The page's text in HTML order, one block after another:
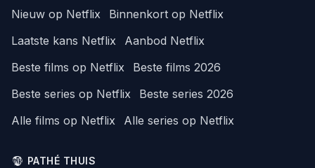
Nieuw op Netflix
Binnenkort op Netflix
Laatste kans Netflix
Aanbod Netflix
Beste films op Netflix
Beste films 2026
Beste series op Netflix
Beste series 2026
Alle films op Netflix
Alle series op Netflix
PATHÉ THUIS